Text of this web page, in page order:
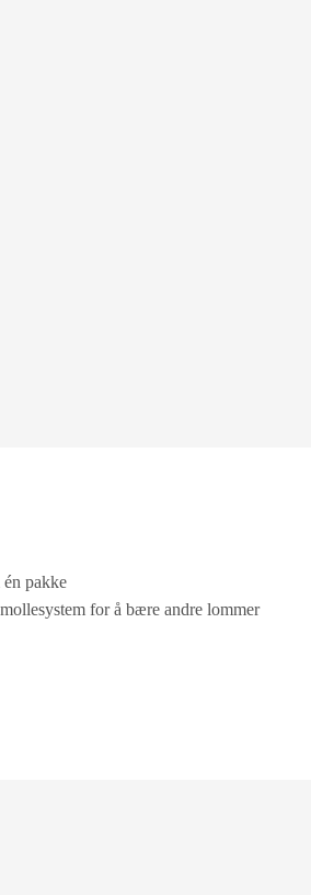
pakke
for å bære andre lommer